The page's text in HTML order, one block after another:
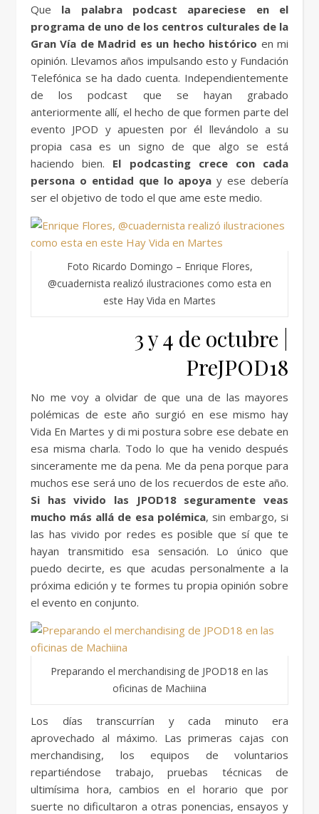
Que la palabra podcast apareciese en el
programa de uno de los centros culturales de la
Gran Vía de Madrid es un hecho histórico en mi
opinión. Llevamos años impulsando esto y Fundación
Telefónica se ha dado cuenta. Independientemente
de los podcast que se hayan grabado
anteriormente allí, el hecho de que formen parte del
evento JPOD y apuesten por él llevándolo a su
propia casa es un signo de que algo se está
haciendo bien. El podcasting crece con cada
persona o entidad que lo apoya y ese debería
ser el objetivo de todo el que ame este medio.
Foto Ricardo Domingo – Enrique Flores,
@cuadernista realizó ilustraciones como esta en
este Hay Vida en Martes
3 y 4 de octubre |
PreJPOD18
No me voy a olvidar de que una de las mayores
polémicas de este año surgió en ese mismo hay
Vida En Martes y di mi postura sobre ese debate en
esa misma charla. Todo lo que ha venido después
sinceramente me da pena. Me da pena porque para
muchos ese será uno de los recuerdos de este año.
Si has vivido las JPOD18 seguramente veas
mucho más allá de esa polémica, sin embargo, si
las has vivido por redes es posible que sí que te
hayan transmitido esa sensación. Lo único que
puedo decirte, es que acudas personalmente a la
próxima edición y te formes tu propia opinión sobre
el evento en conjunto.
Preparando el merchandising de JPOD18 en las
oficinas de Machiina
Los días transcurrían y cada minuto era
aprovechado al máximo. Las primeras cajas con
merchandising, los equipos de voluntarios
repartiéndose trabajo, pruebas técnicas de
ultimísima hora, cambios en el horario que por
suerte no dificultaron a otras ponencias, ensayos y